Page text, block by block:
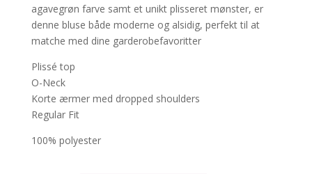
agavegrøn farve samt et unikt plisseret mønster, er
denne bluse både moderne og alsidig, perfekt til at
matche med dine garderobefavoritter
Plissé top
O-Neck
Korte ærmer med dropped shoulders
Regular Fit
100% polyester